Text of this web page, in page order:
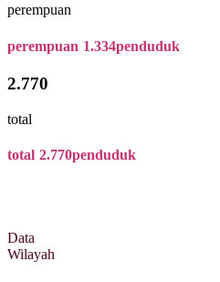
perempuan
perempuan 1.334penduduk
2.770
total
total 2.770penduduk
Data
Wilayah